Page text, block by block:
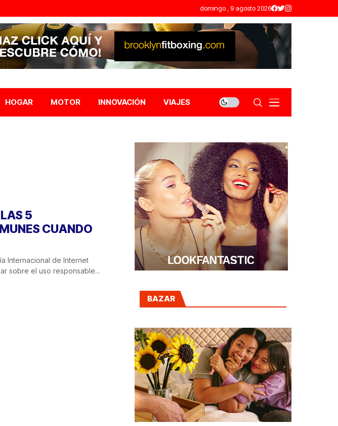
domingo , 9 agosto 2026
HOGAR MOTOR INNOVACIÓN VIAJES
5
CUANDO
Internacional de Internet
sobre el uso responsable...
BAZAR